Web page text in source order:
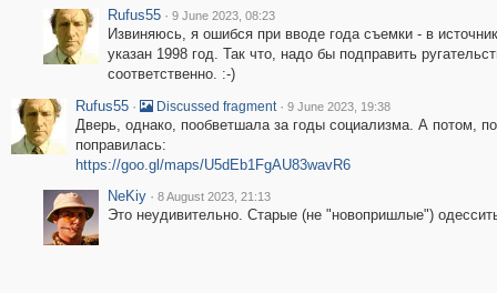
Rufus55 · 9 June 2023, 08:23
Извиняюсь, я ошибся при вводе года съемки - в
указан 1998 год. Так что, надо бы подправить
соответственно. :-)
Rufus55 · Discussed fragment · 9 June 2023, 19:38
Дверь, однако, пообветшала за годы социализма. А потом,
поправилась:
https://goo.gl/maps/U5dEb1FgAU83wavR6
NeKiy · 8 August 2023, 21:13
Это неудивительно. Старые (не "новопришлые")